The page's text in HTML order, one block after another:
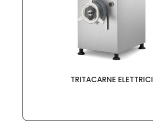
TRITACARNE ELETTRICI